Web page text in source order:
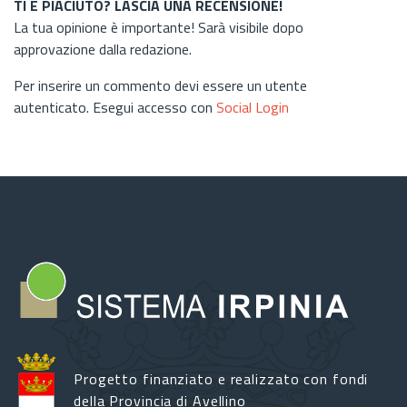
TI È PIACIUTO? LASCIA UNA RECENSIONE!
La tua opinione è importante! Sarà visibile dopo
approvazione dalla redazione.
Per inserire un commento devi essere un utente
autenticato. Esegui accesso con Social Login
Progetto finanziato e realizzato con fondi
della Provincia di Avellino